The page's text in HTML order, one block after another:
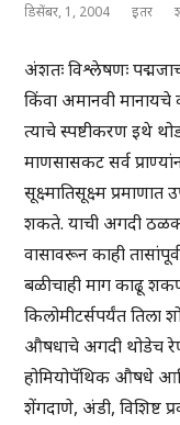
डिसेंबर, 1, 2004 इतर
अंशतः विश्लेषणः
किंवा अमानवी मानायचे
त्याचे स्पष्टीकरण इथे
माणसासकट सर्व
सूक्ष्मातिसूक्ष्म
शकते. याची अगदी
वासावरून काही
बळीचाही माग काढू
किलोमीटर्सपर्यंत
औषधाचे अगदी थोडेच
होमियोपॅथिक औषधे आणि
शेंगदाणे, अंडी, विशिष्ट